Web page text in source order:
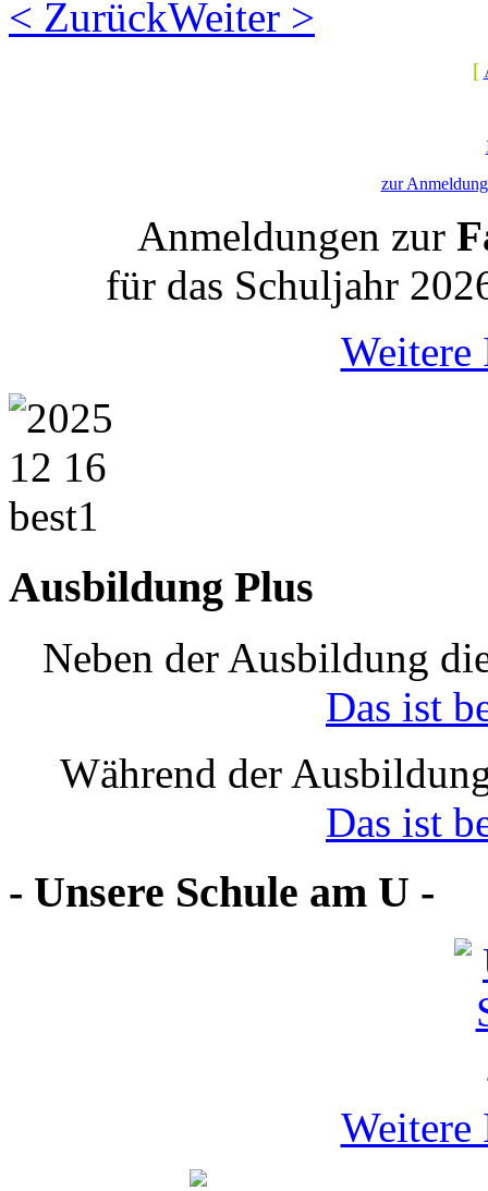
< ZurückWeiter >
[
zur
Anmeldungen zur
für das Schuljahr
Weitere
Ausbildung Plus
Neben der Ausbildung
Das ist
Während der
Das ist
- Unsere Schule am U -
Weitere